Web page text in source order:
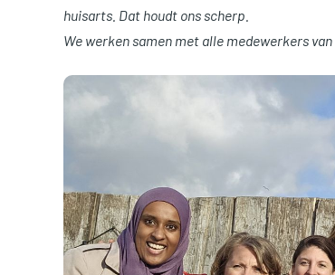
huisarts. Dat houdt ons scherp.
We werken samen met alle medewerkers